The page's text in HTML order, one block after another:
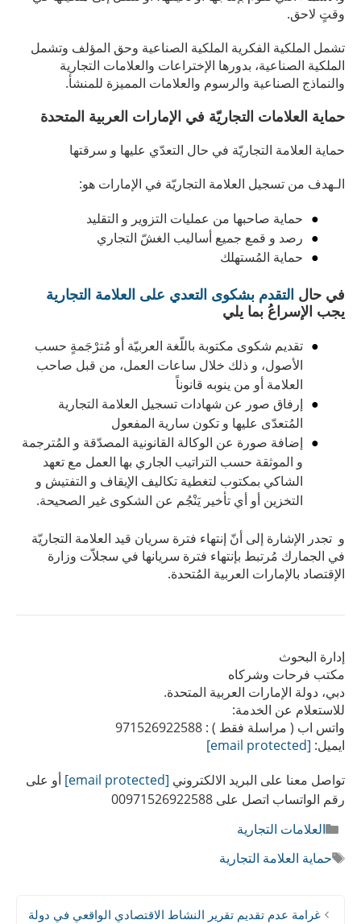
وقتٍ لاحق.
تشمل الملكية الفكرية الملكية الصناعية وحق المؤلف وتشمل
الملكية الصناعية، بدورها الإختراعات والعلامات التجارية
والنماذج الصناعية والرسوم والعلامات المميزة للمنشأ.
حماية العلامات التجاريّة في الإمارات العربية المتحدة
حماية العلامة التجاريّة في حال التعدّي عليها و سرقتها
الـهدف من تسجيل العلامة التجاريّة في الإمارات هو:
حماية صاحبها من عمليات التزوير و التقليد
رصد و قمع جميع أساليب الغشّ التجاري
حماية المُستهلك
في حال التقدم بشكوى التعدي على العلامة التجارية
يجب الإسراعُ بما يلي
تقديم شكوى مكتوبة باللّغة العربيّة أو مُترْجَمةٍ حسب
الأصول، و ذلك خلال ساعات العمل، من قبل صاحب
العلامة أو من ينوبه قانوناً
إرفاق صور عن شهادات تسجيل العلامة التجارية
المُتعدّى عليها و تكون سارية المفعول
إضافة صورة عن الوكالة القانونية المصدّقة و المُترجمة
و الموثقة حسب التراتيب الجاري بها العمل مع تعهد
الشاكي بمكتوب لتغطية تكاليف الإيقاف و التفتيش و
التخزين أو أي تأخير يَنْجُم عن الشكوى غير الصحيحة.
و تجدر الإشارة إلى أنّ إنتهاء فترة سريان قيد العلامة التجاريّة
في الجمارك مُرتبط بإنتهاء فترة سريانها في سجلاّت وزارة
الإقتصاد بالإمارات العربية المُتحدة.
إدارة البحوث
مكتب فرحات وشركاه
دبي، دولة الإمارات العربية المتحدة.
للاستعلام عن الخدمة:
واتس اب ( مراسلة فقط ) : 971526922588
ايميل: [email protected]
تواصل معنا على البريد الالكتروني [email protected]
أو على
رقم الواتساب اتصل على 00971526922588
التصنيفات
العلامات التجارية
الوسوم
حماية العلامة التجارية
غرامة عدم تقديم تقرير النشاط الاقتصادي الواقعي في دولة